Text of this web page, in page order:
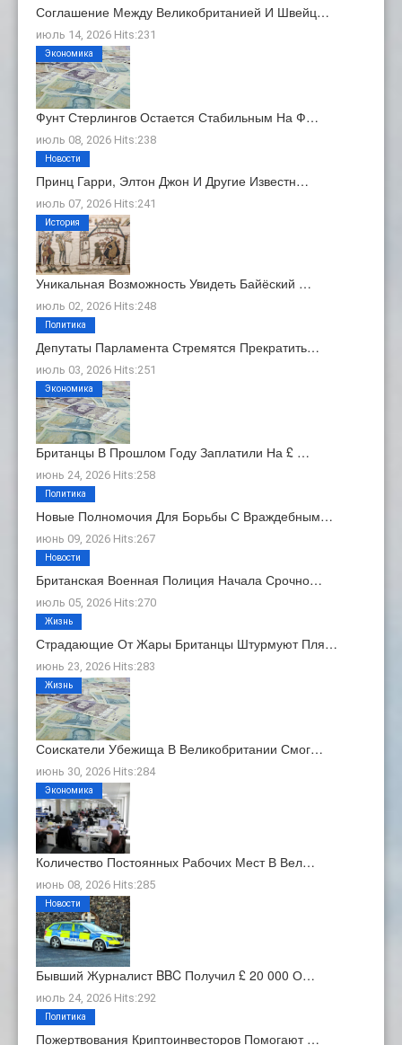
Соглашение Между Великобританией И Швейц…
июль 14, 2026 Hits:231
Фунт Стерлингов Остается Стабильным На Ф…
июль 08, 2026 Hits:238
Экономика
Принц Гарри, Элтон Джон И Другие Известн…
июль 07, 2026 Hits:241
Новости
Уникальная Возможность Увидеть Байёский …
июль 02, 2026 Hits:248
История
Депутаты Парламента Стремятся Прекратить…
июль 03, 2026 Hits:251
Политика
Британцы В Прошлом Году Заплатили На £ …
июнь 24, 2026 Hits:258
Экономика
Новые Полномочия Для Борьбы С Враждебным…
июнь 09, 2026 Hits:267
Политика
Британская Военная Полиция Начала Срочно…
июль 05, 2026 Hits:270
Новости
Страдающие От Жары Британцы Штурмуют Пля…
июнь 23, 2026 Hits:283
Жизнь
Соискатели Убежища В Великобритании Смог…
июнь 30, 2026 Hits:284
Жизнь
Количество Постоянных Рабочих Мест В Вел…
июнь 08, 2026 Hits:285
Экономика
Бывший Журналист BBC Получил £ 20 000 О…
июль 24, 2026 Hits:292
Новости
Пожертвования Криптоинвесторов Помогают …
Политика